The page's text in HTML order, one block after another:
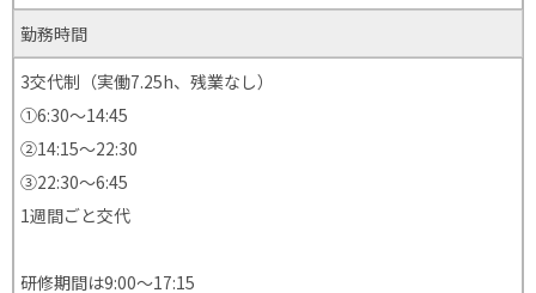
勤務時間
3交代制（実働7.25h、残業なし）
①6:30～14:45
②14:15～22:30
③22:30～6:45
1週間ごと交代
研修期間は9:00～17:15